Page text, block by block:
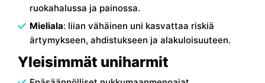
ruokahalussa ja painossa.
Mieliala: liian vähäinen uni kasvattaa riskiä
ärtymykseen, ahdistukseen ja alakuloisuuteen.
Yleisimmät uniharmit